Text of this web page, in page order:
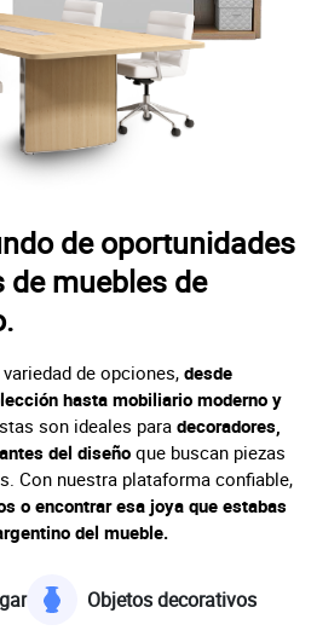
de oportunidades
muebles de
de opciones, desde
hasta mobiliario moderno y
son ideales para decoradores,
del diseño que buscan piezas
Con nuestra plataforma confiable,
o encontrar esa joya que estabas
del mueble.
Objetos decorativos